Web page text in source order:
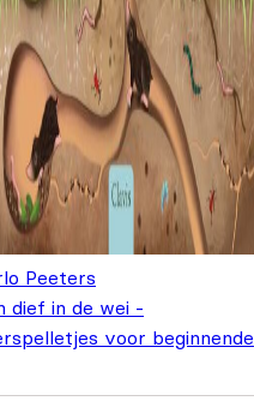
Peeters
dief in de wei -
voor beginnende